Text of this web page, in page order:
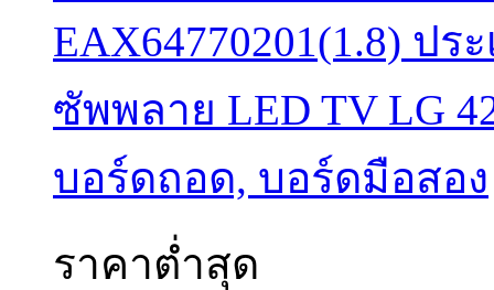
EAX64770201(1.8) ปร
ซัพพลาย LED TV LG
บอร์ดถอด, บอร์ดมือสอง
ราคาต่ำสุด